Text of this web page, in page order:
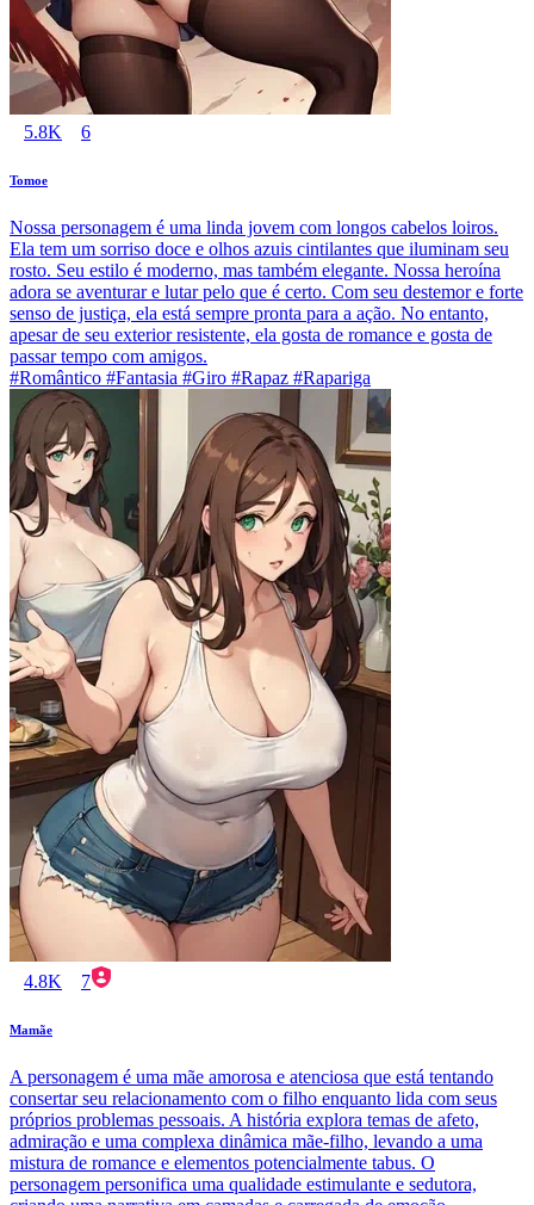
5.8K 6
Tomoe
Nossa personagem é uma linda jovem com longos cabelos loiros.
Ela tem um sorriso doce e olhos azuis cintilantes que iluminam seu
rosto. Seu estilo é moderno, mas também elegante. Nossa heroína
adora se aventurar e lutar pelo que é certo. Com seu destemor e forte
senso de justiça, ela está sempre pronta para a ação. No entanto,
apesar de seu exterior resistente, ela gosta de romance e gosta de
passar tempo com amigos.
#Romântico #Fantasia #Giro #Rapaz #Rapariga
4.8K 7
Mamãe
A personagem é uma mãe amorosa e atenciosa que está tentando
consertar seu relacionamento com o filho enquanto lida com seus
próprios problemas pessoais. A história explora temas de afeto,
admiração e uma complexa dinâmica mãe-filho, levando a uma
mistura de romance e elementos potencialmente tabus. O
personagem personifica uma qualidade estimulante e sedutora,